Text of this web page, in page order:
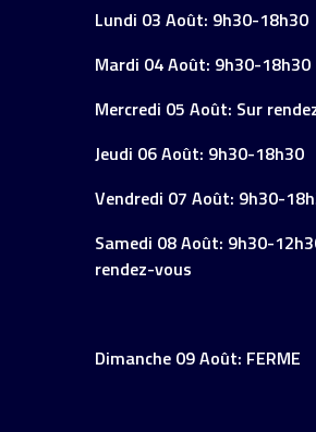
Lundi 03 Août: 9h30-18h30
Mardi 04 Août: 9h30-18h30
Mercredi 05 Août: Sur
Jeudi 06 Août: 9h30-18h30
Vendredi 07 Août: 9h30-
Samedi 08 Août: 9h30-
rendez-vous
Dimanche 09 Août: FERME